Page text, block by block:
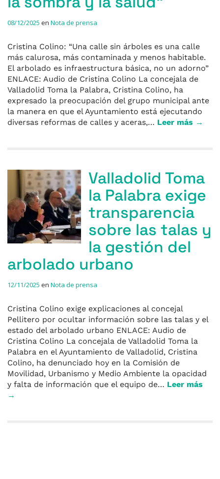
08/12/2025 en Nota de prensa
Cristina Colino: “Una calle sin árboles es una calle
más calurosa, más contaminada y menos habitable.
El arbolado es infraestructura básica, no un adorno”
ENLACE: Audio de Cristina Colino La concejala de
Valladolid Toma la Palabra, Cristina Colino, ha
expresado la preocupación del grupo municipal ante
la manera en que el Ayuntamiento está ejecutando
diversas reformas de calles y aceras,… Leer más →
Valladolid Toma
la Palabra exige
transparencia
sobre las talas y
la gestión del
arbolado urbano
12/11/2025 en Nota de prensa
Cristina Colino exige explicaciones al concejal
Pellitero por ocultar información sobre las talas y el
estado del arbolado urbano ENLACE: Audio de
Cristina Colino La concejala de Valladolid Toma la
Palabra en el Ayuntamiento de Valladolid, Cristina
Colino, ha denunciado hoy en la Comisión de
Movilidad, Urbanismo y Medio Ambiente la opacidad
y falta de información que el equipo de… Leer más
→